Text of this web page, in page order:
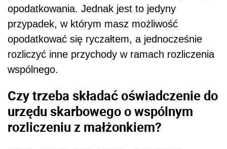
opodatkowania. Jednak jest to jedyny
przypadek, w którym masz możliwość
opodatkować się ryczałtem, a jednocześnie
rozliczyć inne przychody w ramach rozliczenia
wspólnego.
Czy trzeba składać oświadczenie do
urzędu skarbowego o wspólnym
rozliczeniu z małżonkiem?